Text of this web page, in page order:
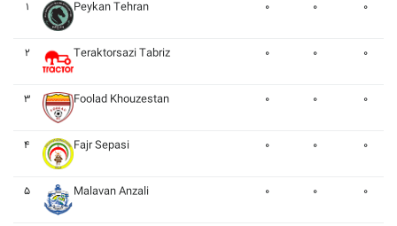
۱
Peykan Tehran ۰ ۰ ۰
۲ Teraktorsazi Tabriz ۰ ۰ ۰
۳ Foolad Khouzestan ۰ ۰ ۰
۴ Fajr Sepasi ۰ ۰ ۰
۵ Malavan Anzali ۰ ۰ ۰